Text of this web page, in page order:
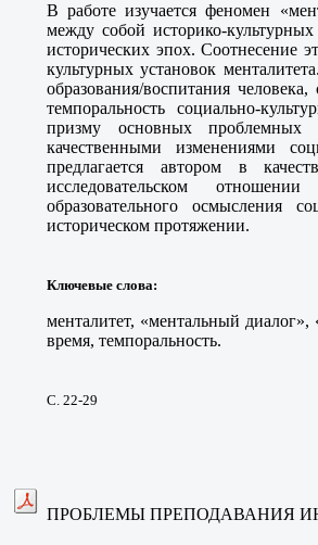
В работе изучается феномен
между собой историко-
исторических эпох. Соотнесение
культурных установок
образования/воспитания
темпоральность социально-
призму основных проблемных
качественными изменениями
предлагается автором в
исследовательском
образовательного осмысления
историческом протяжении.
Ключевые слова:
менталитет, «ментальный диалог»,
время, темпоральность.
С. 22-29
ПРОБЛЕМЫ ПРЕПОДАВАНИЯ